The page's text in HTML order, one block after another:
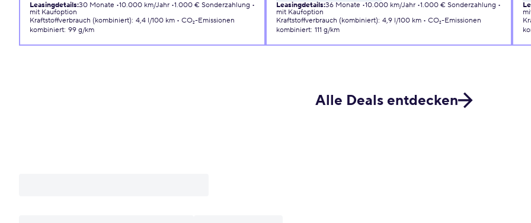
Leasingdetails:30 Monate 10.000 km/Jahr 1.000 € Sonderzahlung
mit Kaufoption
Kraftstoffverbrauch (kombiniert): 4,4 l/100 km
CO₂-Emissionen
kombiniert: 99 g/km
Leasingdetails:36 Monate 10.000 km/Jahr 1.000 € Sonderzahlung
mit Kaufoption
Kraftstoffverbrauch (kombiniert): 4,9 l/100 km
CO₂-Emissionen
kombiniert: 111 g/km
Alle Deals entdecken